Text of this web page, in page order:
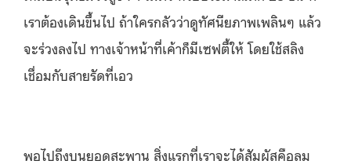
เราต้องเดินขึ้นไป ถ้าใครกลัวว่าดูทัศนียภาพเพลินๆ แล้ว
จะร่วงลงไป ทางเจ้าหน้าที่เค้าก็มีเซฟตี้ให้ โดยใช้สลิง
เชื่อมกับสายรัดที่เอว
พอไปถึงบนยอดสะพาน สิ่งแรกที่เราจะได้สัมผัสคือลม